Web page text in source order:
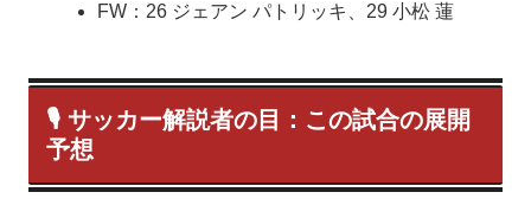
FW：26 ジェアン パトリッキ、29 小松 蓮
🎙 サッカー解説者の目：この試合の展開
予想